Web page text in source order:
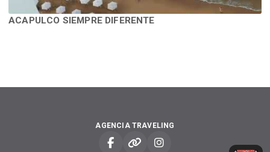
ACAPULCO SIEMPRE DIFERENTE
AGENCIA TRAVELING